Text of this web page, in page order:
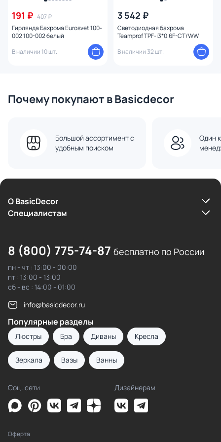
191 ₽ 407 ₽
Гирлянда Бахрома Eurosvet 100-
002 100-002 белый
В наличии 10 шт.
3 542 ₽
Светодиодная бахрома
Teamprof TPF-i3*0.6F-CT/WW
В наличии 32 шт.
Почему покупают в Basicdecor
Большой ассортимент с
удобным поиском
Один
О BasicDecor
Cпециалистам
8 (800) 775-74-87 бесплатно по России
пн - чт : 13:00 - 00:00
пт : 13:00 - 13:00
сб - вс : 14:00 - 01:00
info@basicdecor.ru
Популярные разделы
Люстры Бра Диваны Кресла
Зеркала Вазы Ванны
Соц. сети Дизайнерам
Оферта